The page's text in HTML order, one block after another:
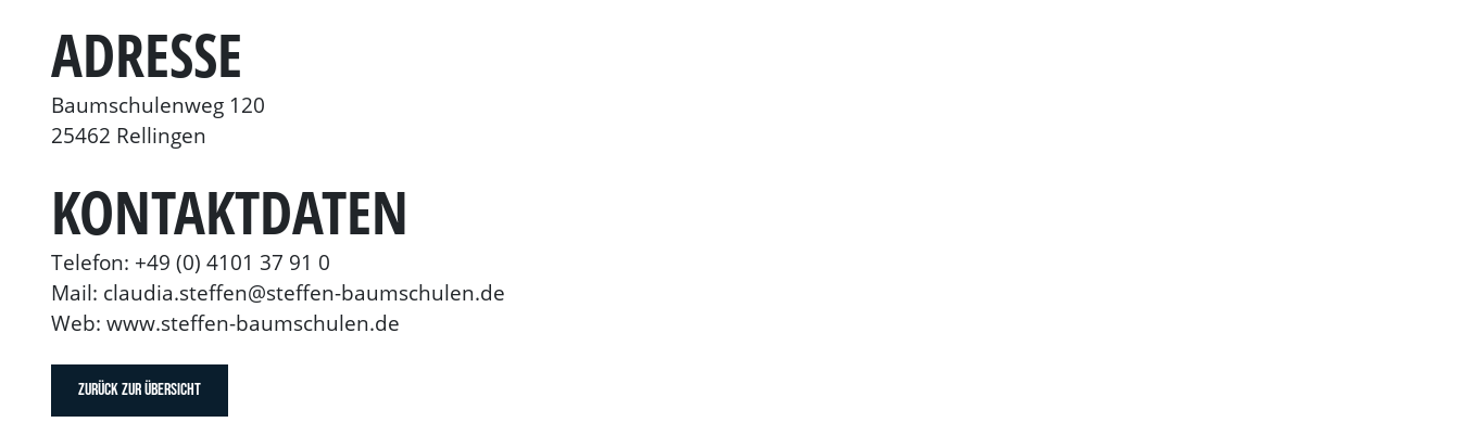
ADRESSE
Baumschulenweg 120
25462 Rellingen
KONTAKTDATEN
Telefon: +49 (0) 4101 37 91 0
Mail: claudia.steffen@steffen-baumschulen.de
Web: www.steffen-baumschulen.de
ZURÜCK ZUR ÜBERSICHT